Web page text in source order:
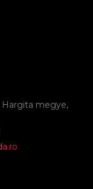
Hargita megye,